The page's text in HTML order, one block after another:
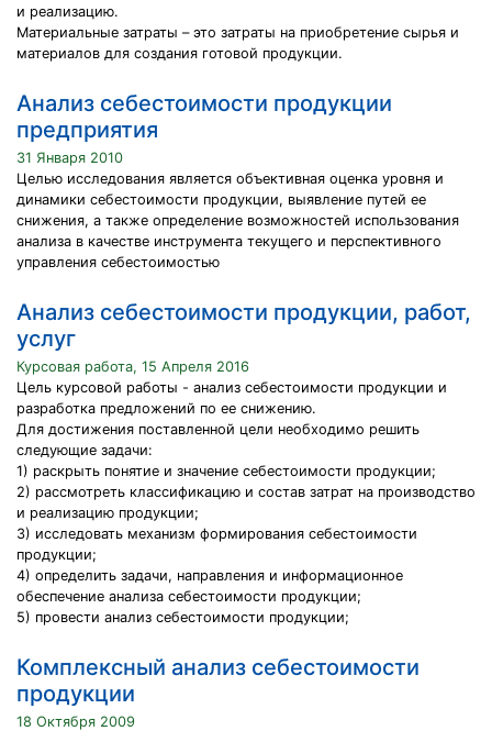
и реализацию.
Материальные затраты – это затраты на приобретение сырья и
материалов для создания готовой продукции.
Анализ себестоимости продукции
предприятия
31 Января 2010
Целью исследования является объективная оценка уровня и
динамики себестоимости продукции, выявление путей ее
снижения, а также определение возможностей использования
анализа в качестве инструмента текущего и перспективного
управления себестоимостью
Анализ себестоимости продукции, работ,
услуг
Курсовая работа, 15 Апреля 2016
Цель курсовой работы - анализ себестоимости продукции и
разработка предложений по ее снижению.
Для достижения поставленной цели необходимо решить
следующие задачи:
1) раскрыть понятие и значение себестоимости продукции;
2) рассмотреть классификацию и состав затрат на производство
и реализацию продукции;
3) исследовать механизм формирования себестоимости
продукции;
4) определить задачи, направления и информационное
обеспечение анализа себестоимости продукции;
5) провести анализ себестоимости продукции;
Комплексный анализ себестоимости
продукции
18 Октября 2009